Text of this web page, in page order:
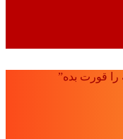
قورت بده”